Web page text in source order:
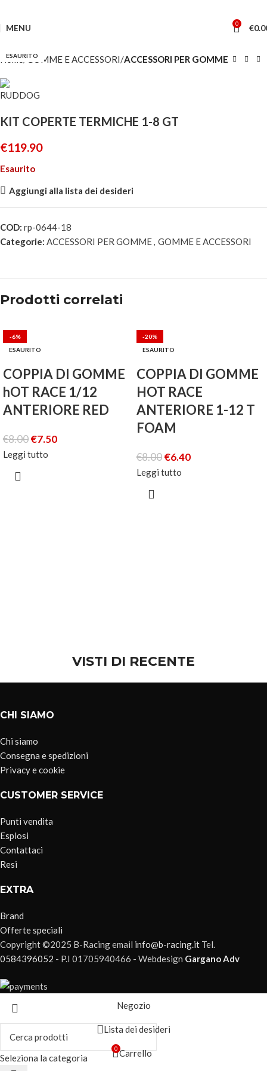
MENU 0 €
ESAURITO
Home GOMME E ACCESSORI ACCESSORI PER GOMME
KIT COPERTE TERMICHE 1-8 GT
€119.90
Esaurito
Aggiungi alla lista dei desideri
COD: rp-0644-18
Categorie: ACCESSORI PER GOMME, GOMME E ACCESSORI
Prodotti correlati
-6%
ESAURITO
COPPIA DI GOMME
hOT RACE 1/12
ANTERIORE RED
€8.00€7.50
Leggi tutto
-20%
ESAURITO
COPPIA DI GOMME
HOT RACE
ANTERIORE 1-12 T
FOAM
€8.00€6.40
Leggi tutto
VISTI DI RECENTE
CHI SIAMO
Chi siamo
Consegna e spedizioni
Privacy e cookie
CUSTOMER SERVICE
Punti vendita
Esplosi
Contattaci
Resi
EXTRA
Brand
Offerte speciali
Copyright ©2025 B-Racing email info@b-racing.it Tel.
0584396052 - P.I 01705940466 - Webdesign Gargano Adv
Seleziona la categoria
Negozio
Lista dei desideri
0 Carrello